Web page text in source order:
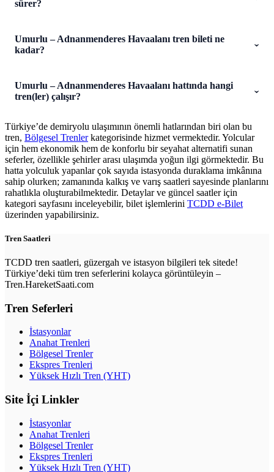
sürer?
Umurlu – Adnanmenderes Havaalanı tren bileti ne
kadar?
Umurlu – Adnanmenderes Havaalanı hattında hangi
tren(ler) çalışır?
Türkiye’de demiryolu ulaşımının önemli hatlarından biri olan bu
tren, Bölgesel Trenlerkategorisinde hizmet vermektedir. Yolcular
için hem ekonomik hem de konforlu bir seyahat alternatifi sunan
seferler, özellikle şehirler arası ulaşımda yoğun ilgi görmektedir. Bu
hatta yolculuk yapanlar çok sayıda istasyonda duraklama imkânına
sahip olurken; zamanında kalkış ve varış saatleri sayesinde planlarını
rahatlıkla oluşturabilmektedir. Detaylar ve güncel saatler için
kategori sayfasını inceleyebilir, bilet işlemlerini TCDD e-Bilet
üzerinden yapabilirsiniz.
Tren Saatleri
TCDD tren saatleri, güzergah ve istasyon bilgileri tek sitede!
Türkiye’deki tüm tren seferlerini kolayca görüntüleyin –
Tren.HareketSaati.com
Tren Seferleri
İstasyonlar
Anahat Trenleri
Bölgesel Trenler
Ekspres Trenleri
Yüksek Hızlı Tren (YHT)
Site İçi Linkler
İstasyonlar
Anahat Trenleri
Bölgesel Trenler
Ekspres Trenleri
Yüksek Hızlı Tren (YHT)